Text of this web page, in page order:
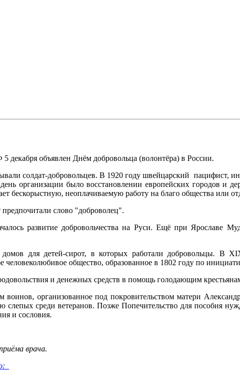
декабря объявлен Днём добровольца (волонтёра) в России.
солдат-добровольцев. В 1920 году швейцарский пацифист,
организации было восстановлении европейских городов и
бескорыстную, неоплачиваемую работу на благо общества или
слово "доброволец".
развитие добровольчества на Руси. Ещё при Ярославе
для детей-сирот, в которых работали добровольцы. В
общество, образованное в 1802 году по
и денежных средств в помощь голодающим
организованное под покровительством матери
среди ветеранов. Позже Попечительство для пособия
и сословия.
врача.